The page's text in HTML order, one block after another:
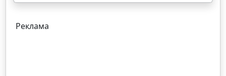
Реклама